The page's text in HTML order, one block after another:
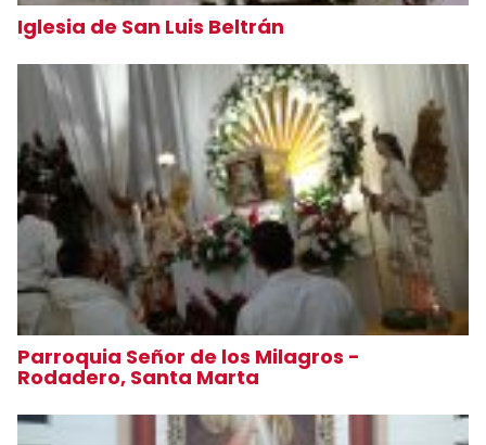
Iglesia de San Luis Beltrán
Parroquia Señor de los Milagros -
Rodadero, Santa Marta